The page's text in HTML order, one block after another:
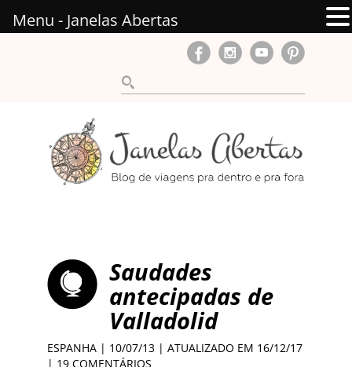
Saudades
antecipadas de
Valladolid
ESPANHA | 10/07/13 | ATUALIZADO EM 16/12/17
| 19 COMENTÁRIOS
Menu - Janelas Abertas